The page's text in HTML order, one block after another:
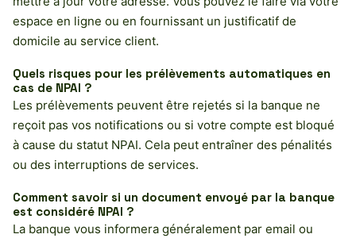
espace en ligne ou en fournissant un justificatif de
domicile au service client.
Quels risques pour les prélèvements automatiques en
cas de NPAI ?
Les prélèvements peuvent être rejetés si la banque ne
reçoit pas vos notifications ou si votre compte est bloqué
à cause du statut NPAI. Cela peut entraîner des pénalités
ou des interruptions de services.
Comment savoir si un document envoyé par la banque
est considéré NPAI ?
La banque vous informera généralement par email ou